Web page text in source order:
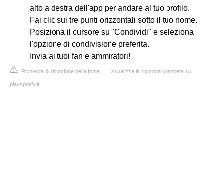
alto a destra dell'app per andare al tuo profilo.
Fai clic sui tre punti orizzontali sotto il tuo nome.
Posiziona il cursore su "Condividi" e seleziona
l'opzione di condivisione preferita.
Invia ai tuoi fan e ammiratori!
Richiesta di rimozione della fonte | Visualizza la risposta completa su
playspotify.it